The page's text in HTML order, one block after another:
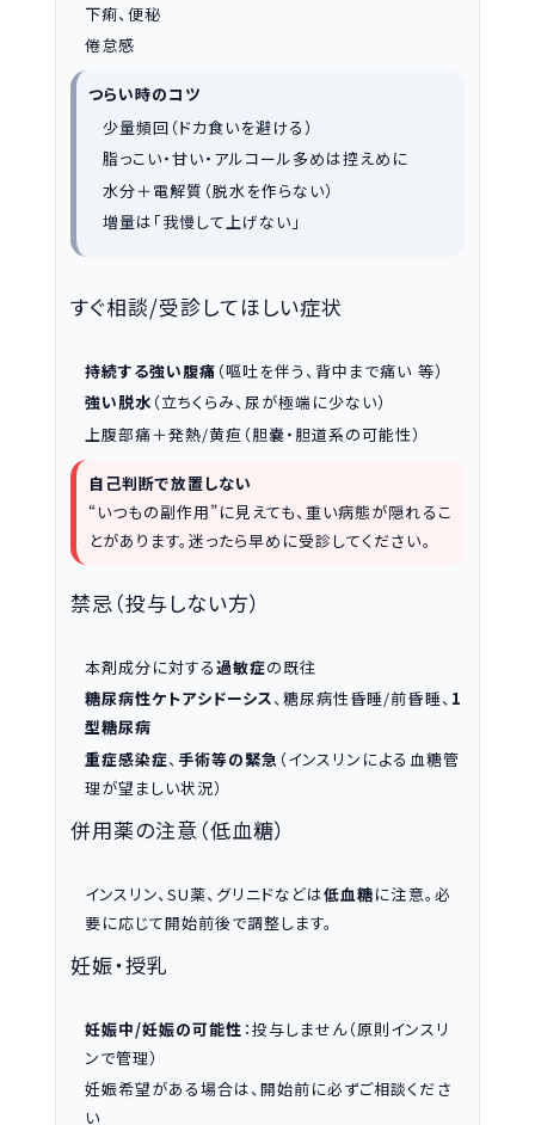
下痢、便秘
倦怠感
つらい時のコツ
少量頻回（ドカ食いを避ける）
脂っこい・甘い・アルコール多めは控えめに
水分＋電解質（脱水を作らない）
増量は「我慢して上げない」
すぐ相談/受診してほしい症状
持続する強い腹痛 （嘔吐を伴う、背中まで痛い 等）
強い脱水 （立ちくらみ、尿が極端に少ない）
上腹部痛＋発熱/黄疸（胆嚢・胆道系の可能性）
自己判断で放置しない
“いつもの副作用”に見えても、重い病態が隠れるこ
とがあります。迷ったら早めに受診してください。
禁忌（投与しない方）
本剤成分に対する過敏症の既往
糖尿病性ケトアシドーシス、糖尿病性昏睡/前昏睡、 1
型糖尿病
重症感染症、手術等の緊急 （インスリンによる血糖管
理が望ましい状況）
併用薬の注意（低血糖）
インスリン、SU薬、グリニドなどは低血糖に注意。必
要に応じて開始前後で調整します。
妊娠・授乳
妊娠中/妊娠の可能性 ：投与しません（原則インスリ
ンで管理）
妊娠希望がある場合は、開始前に必ずご相談くださ
い